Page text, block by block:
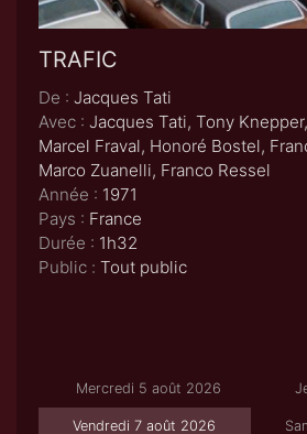
TRAFIC
De : Jacques Tati
Avec : Jacques Tati, Tony
Marcel Fraval, Honoré Bostel,
Marco Zuanelli, Franco Ressel
Année : 1971
Pays : France
Durée : 1h32
Public : Tout public
Mercredi 5 août 2026
Vendredi 7 août 2026